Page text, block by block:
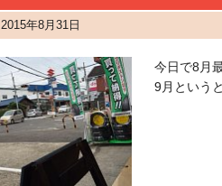
2015年8月31日
今日で8月
9月という